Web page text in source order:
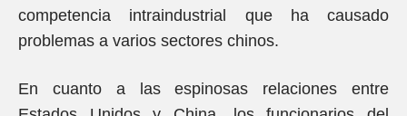
competencia intraindustrial que ha causado
problemas a varios sectores chinos.
En cuanto a las espinosas relaciones entre